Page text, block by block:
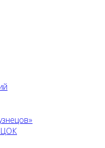
ЦОК